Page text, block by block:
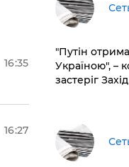
16:35
16:27
"Путін
Україною", –
застеріг